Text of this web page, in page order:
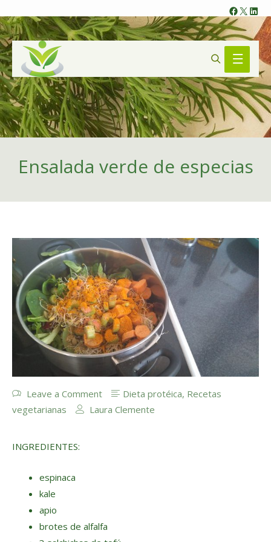
X
Main
Menu
Search
Ensalada verde de especias
Leave a Comment Dieta protéica, Recetas
vegetarianas
Laura Clemente
INGREDIENTES:
espinaca
kale
apio
brotes de alfalfa